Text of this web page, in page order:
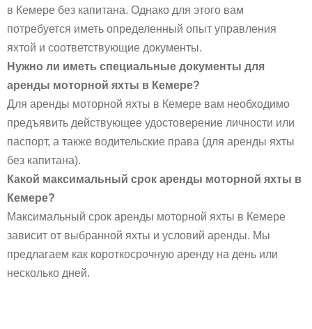
в Кемере без капитана. Однако для этого вам
потребуется иметь определенный опыт управления
яхтой и соответствующие документы.
Нужно ли иметь специальные документы для
аренды моторной яхты в Кемере?
Для аренды моторной яхты в Кемере вам необходимо
предъявить действующее удостоверение личности или
паспорт, а также водительские права (для аренды яхты
без капитана).
Какой максимальный срок аренды моторной яхты в
Кемере?
Максимальный срок аренды моторной яхты в Кемере
зависит от выбранной яхты и условий аренды. Мы
предлагаем как короткосрочную аренду на день или
несколько дней.